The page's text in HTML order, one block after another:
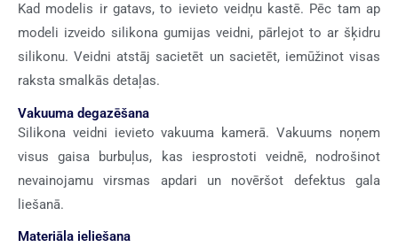
Kad modelis ir gatavs, to ievieto veidņu kastē. Pēc tam ap
modeli izveido silikona gumijas veidni, pārlejot to ar šķidru
silikonu. Veidni atstāj sacietēt un sacietēt, iemūžinot visas
raksta smalkās detaļas.
Vakuuma degazēšana
Silikona veidni ievieto vakuuma kamerā. Vakuums noņem
visus gaisa burbuļus, kas iesprostoti veidnē, nodrošinot
nevainojamu virsmas apdari un novēršot defektus gala
liešanā.
Materiāla ieliešana